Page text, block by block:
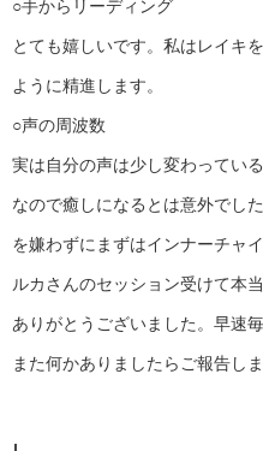
○手からリーディング
とても嬉しいです。私はレイキ
ように精進します。
○声の周波数
実は自分の声は少し変わってい
なので癒しになるとは意外でし
を嫌わずにまずはインナーチャ
ルカさんのセッション受けて本
ありがとうございました。早速
また何かありましたらご報告し